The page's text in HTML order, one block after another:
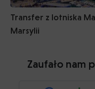
Transfer z lotniska
Marsylii
Zaufało nam